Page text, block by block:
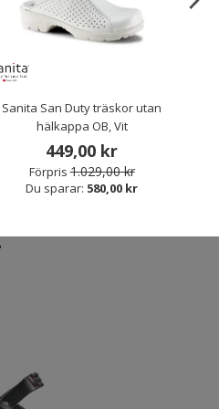
Arbesko 187 skyddsträskor med
1.939,00 kr
Sanita San Duty träskor utan
hälkappa OB, Vit
449,00 kr
Förpris 1.029,00 kr
Du sparar: 580,00 kr